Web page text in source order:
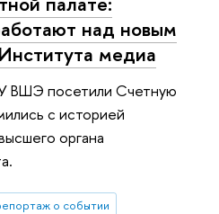
над новым
медиа
ВШЭ посетили Счетную
с историей
органа
о событии